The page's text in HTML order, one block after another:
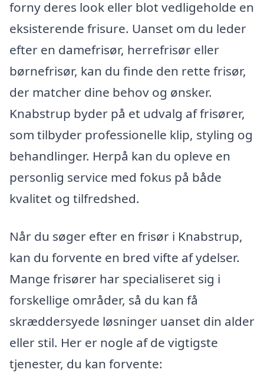
forny deres look eller blot vedligeholde en
eksisterende frisure. Uanset om du leder
efter en damefrisør, herrefrisør eller
børnefrisør, kan du finde den rette frisør,
der matcher dine behov og ønsker.
Knabstrup byder på et udvalg af frisører,
som tilbyder professionelle klip, styling og
behandlinger. Herpå kan du opleve en
personlig service med fokus på både
kvalitet og tilfredshed.
Når du søger efter en frisør i Knabstrup,
kan du forvente en bred vifte af ydelser.
Mange frisører har specialiseret sig i
forskellige områder, så du kan få
skræddersyede løsninger uanset din alder
eller stil. Her er nogle af de vigtigste
tjenester, du kan forvente: